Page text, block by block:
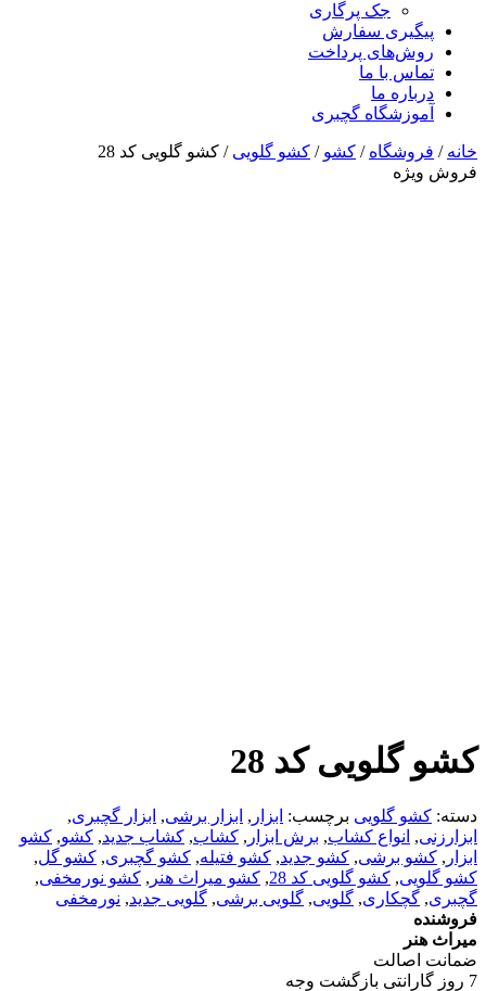
جک پرگاری
پیگیری سفارش
روش‌های پرداخت
تماس با ما
درباره ما
آموزشگاه گچبری
خانه / فروشگاه / کشو / کشو گلویی / کشو گلویی کد 28
فروش ویژه
کشو گلویی کد 28
دسته: کشو گلویی برچسب: ابزار , ابزار برشی, ابزار گچبری,
ابزارزنی, انواع کشاب, برش ابزار , کشاب, کشاب جدید, کشو, کشو
ابزار , کشو برشی, کشو جدید, کشو فتیله, کشو گچبری, کشو گل,
کشو گلویی, کشو گلویی کد 28 , کشو میراث هنر , کشو نورمخفی,
گچبری, گچکاری, گلویی, گلویی برشی, گلویی جدید, نورمخفی
فروشنده
میراث هنر
ضمانت اصالت
7 روز گارانتی بازگشت وجه